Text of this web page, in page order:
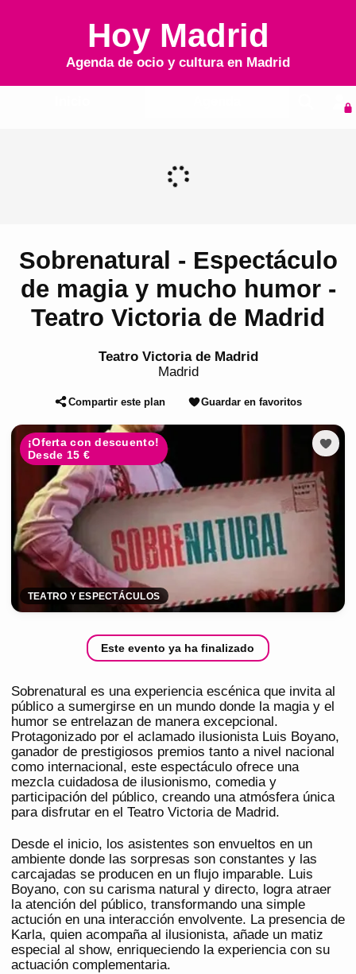
Hoy Madrid
Agenda de ocio y cultura en Madrid
Sobrenatural - Espectáculo
de magia y mucho humor -
Teatro Victoria de Madrid
Teatro Victoria de Madrid
Madrid
Compartir este plan Guardar en favoritos
¡Oferta con descuento!
Desde 15 €
TEATRO Y ESPECTÁCULOS
Este evento ya ha finalizado
Sobrenatural es una experiencia escénica que invita al
público a sumergirse en un mundo donde la magia y el
humor se entrelazan de manera excepcional.
Protagonizado por el aclamado ilusionista Luis Boyano,
ganador de prestigiosos premios tanto a nivel nacional
como internacional, este espectáculo ofrece una
mezcla cuidadosa de ilusionismo, comedia y
participación del público, creando una atmósfera única
para disfrutar en el Teatro Victoria de Madrid.
Desde el inicio, los asistentes son envueltos en un
ambiente donde las sorpresas son constantes y las
carcajadas se producen en un flujo imparable. Luis
Boyano, con su carisma natural y directo, logra atraer
la atención del público, transformando una simple
actución en una interacción envolvente. La presencia de
Karla, quien acompaña al ilusionista, añade un matiz
especial al show, enriqueciendo la experiencia con su
actuación complementaria.